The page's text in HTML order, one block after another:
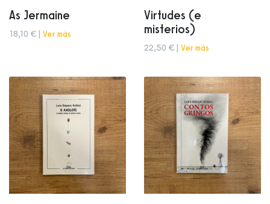
As Jermaine
18,10 € | Ver más
Virtudes (e
misterios)
22,50 € | Ver más